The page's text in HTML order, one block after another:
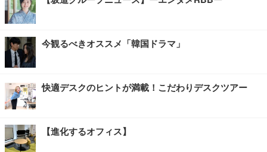
今観るべきオススメ「韓国ドラマ」
快適デスクのヒントが満載！こだわりデスクツアー
【進化するオフィス】